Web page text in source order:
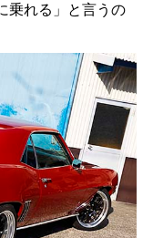
乗れる」と言うの